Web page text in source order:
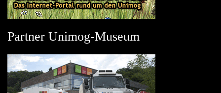
Partner Unimog-Museum